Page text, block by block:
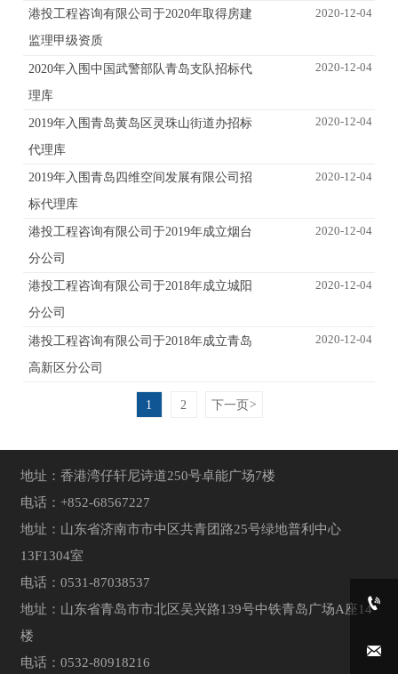
港投工程咨询有限公司于2020年取得房建
监理甲级资质
2020-12-04
2020年入围中国武警部队青岛支队招标代
理库
2020-12-04
2019年入围青岛黄岛区灵珠山街道办招标
代理库
2020-12-04
2019年入围青岛四维空间发展有限公司招
标代理库
2020-12-04
港投工程咨询有限公司于2019年成立烟台
分公司
2020-12-04
港投工程咨询有限公司于2018年成立城阳
分公司
2020-12-04
港投工程咨询有限公司于2018年成立青岛
高新区分公司
2020-12-04
1 2 下一页>
地址：香港湾仔轩尼诗道250号卓能广场7楼
电话：+852-68567227
地址：山东省济南市市中区共青团路25号绿地普利中心
13F1304室
电话：0531-87038537
地址：山东省青岛市市北区吴兴路139号中铁青岛广场A座14
楼
电话：0532-80918216

